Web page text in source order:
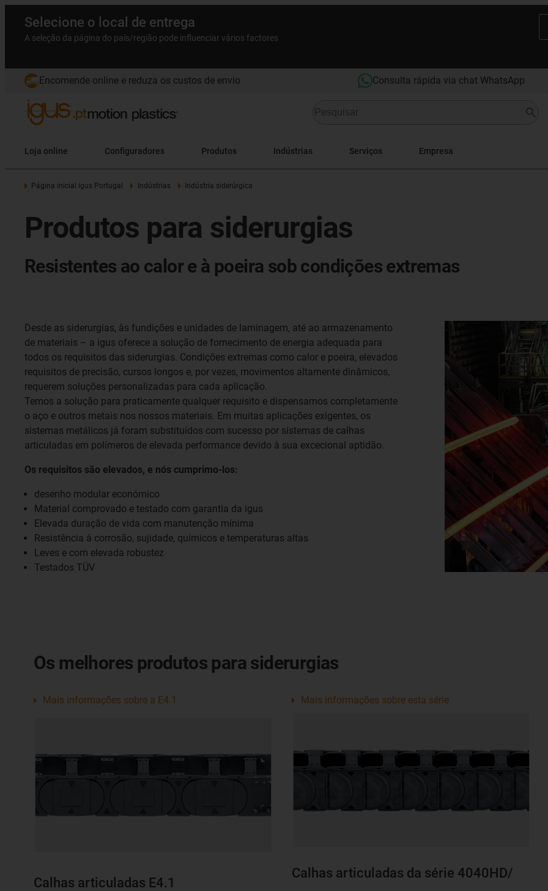
Selecione o local de entrega
A seleção da página do país/região pode influenciar vários factores
Encomende online e reduza os custos de envio Consulta rápida via chat WhatsApp
Loja online Configuradores Produtos Indústrias Serviços Empresa
Página inicial igus Portugal Indústrias Indústria siderúrgica
Produtos para siderurgias
Resistentes ao calor e à poeira sob condições extremas
Desde as siderurgias, às fundições e unidades de laminagem, até ao armazenamento
de materiais – a igus oferece a solução de fornecimento de energia adequada para
todos os requisitos das siderurgias. Condições extremas como calor e poeira, elevados
requisitos de precisão, cursos longos e, por vezes, movimentos altamente dinâmicos,
requerem soluções personalizadas para cada aplicação.
Temos a solução para praticamente qualquer requisito e dispensamos completamente
o aço e outros metais nos nossos materiais. Em muitas aplicações exigentes, os
sistemas metálicos já foram substituídos com sucesso por sistemas de calhas
articuladas em polímeros de elevada performance devido à sua excecional aptidão.
Os requisitos são elevados, e nós cumprimo-los:
desenho modular económico
Material comprovado e testado com garantia da igus
Elevada duração de vida com manutenção mínima
Resistência à corrosão, sujidade, químicos e temperaturas altas
Leves e com elevada robustez
Testados TÜV
Os melhores produtos para siderurgias
Calhas articuladas E4.1
Mais informações sobre a E4.1
Calhas articuladas da série 4040HD/
Mais informações sobre esta série